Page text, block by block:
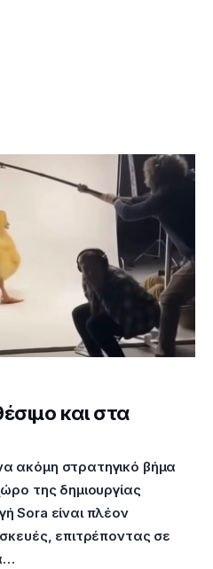
και στα
ακόμη στρατηγικό βήμα
της δημιουργίας
Sora είναι πλέον
επιτρέποντας σε